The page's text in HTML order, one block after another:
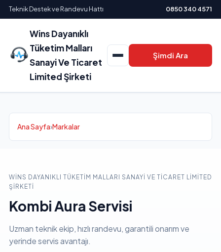
Teknik Destek ve Randevu Hattı 0850 340 4571
Wins Dayanıklı
Tüketim Malları
Sanayi Ve Ticaret
Limited Şirketi
Şimdi Ara
Ana Sayfa›Markalar
WINS DAYANIKLI TÜKETIM MALLARI SANAYI VE TICARET LIMITED
ŞIRKETI
Kombi Aura Servisi
Uzman teknik ekip, hızlı randevu, garantili onarım ve
yerinde servis avantajı.